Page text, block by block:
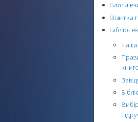
Блоги
Візитка
Наша